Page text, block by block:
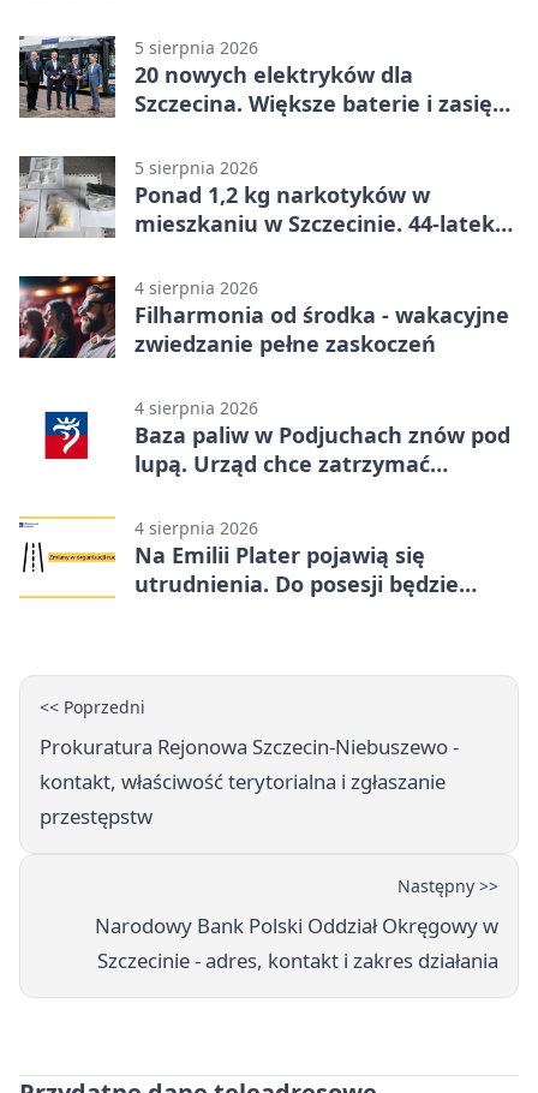
5 sierpnia 2026
20 nowych elektryków dla
Szczecina. Większe baterie i zasięg
5 sierpnia 2026
Ponad 1,2 kg narkotyków w
mieszkaniu w Szczecinie. 44-latek
4 sierpnia 2026
Filharmonia od środka - wakacyjne
zwiedzanie pełne zaskoczeń
4 sierpnia 2026
Baza paliw w Podjuchach znów pod
lupą. Urząd chce zatrzymać
4 sierpnia 2026
Na Emilii Plater pojawią się
utrudnienia. Do posesji będzie
<< Poprzedni
Prokuratura Rejonowa Szczecin-Niebuszewo -
kontakt, właściwość terytorialna i zgłaszanie
przestępstw
Następny >>
Narodowy Bank Polski Oddział Okręgowy w
Szczecinie - adres, kontakt i zakres działania